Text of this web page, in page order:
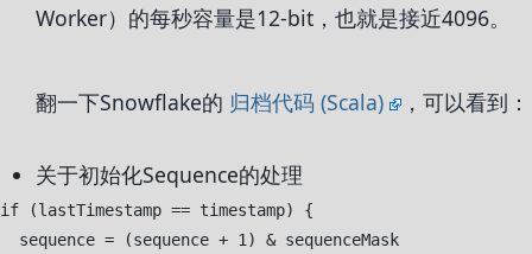
Worker）的每秒容量是12-bit，也就是接近4096。
翻一下Snowflake的 归档代码 (Scala) ，可以看到：
关于初始化Sequence的处理
if (lastTimestamp == timestamp) {
  sequence = (sequence + 1) & sequenceMask